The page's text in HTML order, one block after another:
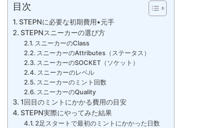
目次
STEPNに必要な初期費用•元手
STEPNスニーカーの選び方
スニーカーのClass
スニーカーのAttributes（ステータス）
スニーカーのSOCKET（ソケット）
スニーカーのレベル
スニーカーのミント回数
スニーカーのQuality
1回目のミントにかかる費用の目安
STEPN実際にやってみた結果
2足スタートで最初のミントにかかった日数